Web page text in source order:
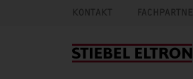
KONTAKT